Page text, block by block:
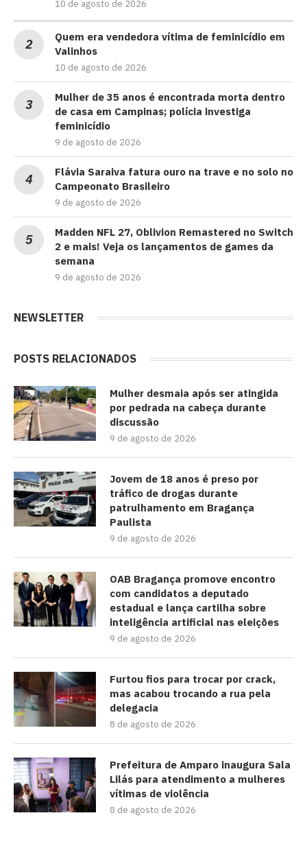
10 de agosto de 2026
Quem era vendedora vítima de feminicídio em
Valinhos
10 de agosto de 2026
Mulher de 35 anos é encontrada morta dentro
de casa em Campinas; polícia investiga
feminicídio
9 de agosto de 2026
Flávia Saraiva fatura ouro na trave e no solo no
Campeonato Brasileiro
9 de agosto de 2026
Madden NFL 27, Oblivion Remastered no Switch
2 e mais! Veja os lançamentos de games da
semana
9 de agosto de 2026
NEWSLETTER
POSTS RELACIONADOS
Mulher desmaia após ser atingida
por pedrada na cabeça durante
discussão
9 de agosto de 2026
Jovem de 18 anos é preso por
tráfico de drogas durante
patrulhamento em Bragança
Paulista
9 de agosto de 2026
OAB Bragança promove encontro
com candidatos a deputado
estadual e lança cartilha sobre
inteligência artificial nas eleições
9 de agosto de 2026
Furtou fios para trocar por crack,
mas acabou trocando a rua pela
delegacia
8 de agosto de 2026
Prefeitura de Amparo inaugura Sala
Lilás para atendimento a mulheres
vítimas de violência
8 de agosto de 2026